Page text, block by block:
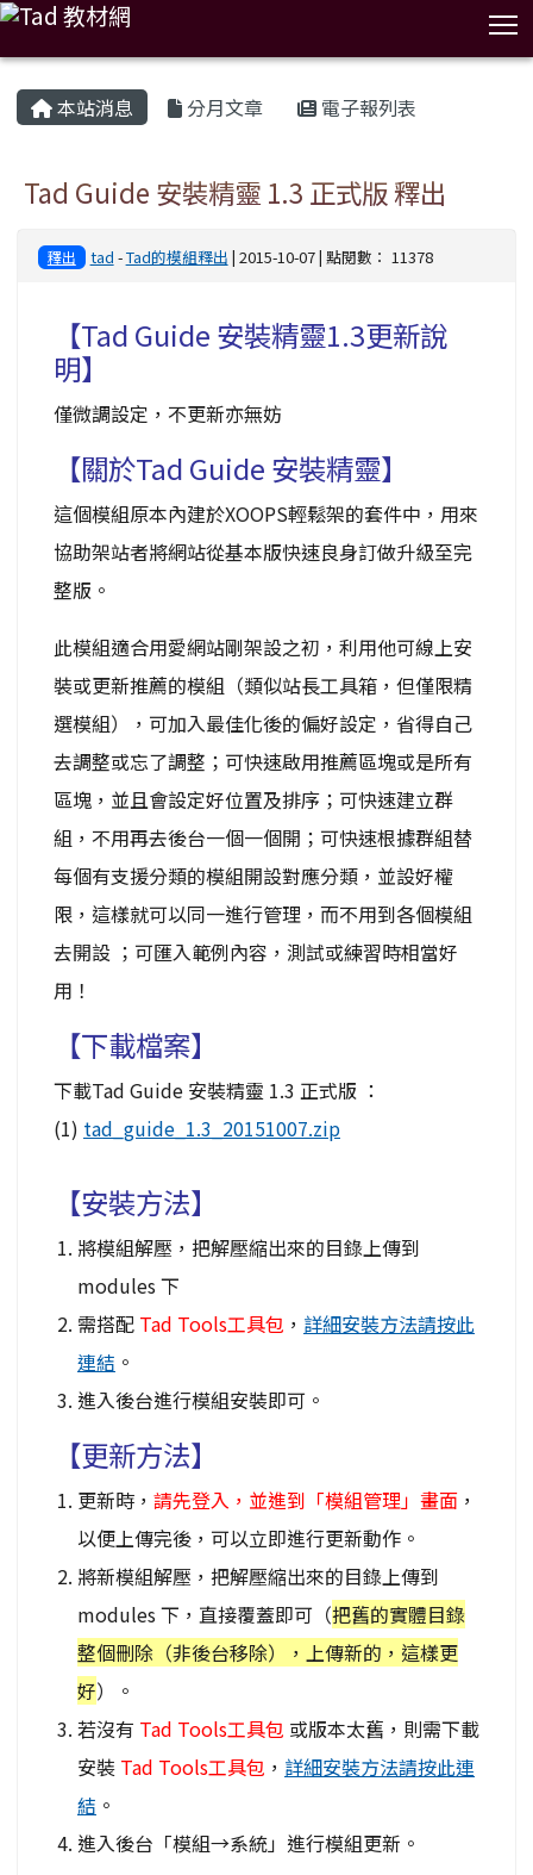
本站消息 分月文章 電子報列表
Tad Guide 安裝精靈 1.3 正式版 釋出
釋出 tad -Tad的模組釋出 | 2015-10-07 | 點閱數： 11378
【Tad Guide 安裝精靈1.3更新說
明】
僅微調設定，不更新亦無妨
【關於Tad Guide 安裝精靈】
這個模組原本內建於XOOPS輕鬆架的套件中，用來
協助架站者將網站從基本版快速良身訂做升級至完
整版。
此模組適合用愛網站剛架設之初，利用他可線上安
裝或更新推薦的模組（類似站長工具箱，但僅限精
選模組），可加入最佳化後的偏好設定，省得自己
去調整或忘了調整；可快速啟用推薦區塊或是所有
區塊，並且會設定好位置及排序；可快速建立群
組，不用再去後台一個一個開；可快速根據群組替
每個有支援分類的模組開設對應分類，並設好權
限，這樣就可以同一進行管理，而不用到各個模組
去開設 ；可匯入範例內容，測試或練習時相當好
用！
【下載檔案】
下載Tad Guide 安裝精靈 1.3 正式版 ：
(1) tad_guide_1.3_20151007.zip
【安裝方法】
將模組解壓，把解壓縮出來的目錄上傳到
modules 下
需搭配 Tad Tools工具包 ， 詳細安裝方法請按此
連結 。
進入後台進行模組安裝即可。
【更新方法】
更新時， 請先登入，並進到「模組管理」畫面 ，
以便上傳完後，可以立即進行更新動作。
將新模組解壓，把解壓縮出來的目錄上傳到
modules 下，直接覆蓋即可（把舊的實體目錄
整個刪除（非後台移除），上傳新的，這樣更
好）。
若沒有 Tad Tools工具包 或版本太舊，則需下載
安裝 Tad Tools工具包 ， 詳細安裝方法請按此連
結 。
進入後台「模組→系統」進行模組更新。